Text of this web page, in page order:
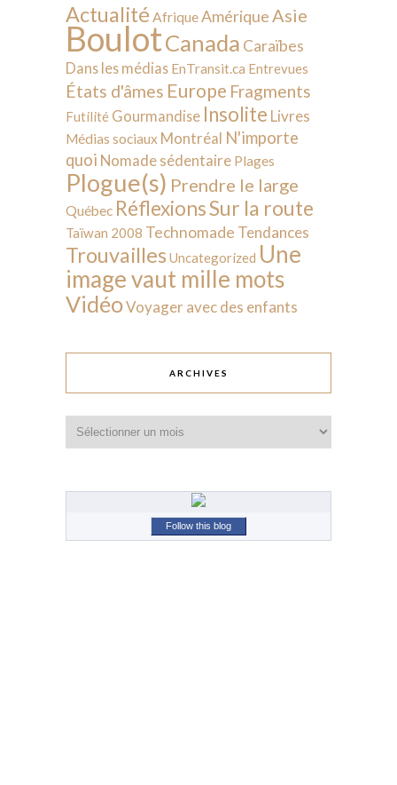
Actualité AfriqueAmérique Asie
BoulotCanada Caraïbes
Dans les médias EnTransit.ca Entrevues
États d'âmes Europe Fragments
Futilité Gourmandise Insolite Livres
Médias sociaux Montréal N'importe
quoi Nomade sédentaire Plages
Plogue(s) Prendre le large
Québec RéflexionsSur la route
Taïwan 2008 Technomade Tendances
Trouvailles Uncategorized Une
image vaut mille mots
VidéoVoyager avec des enfants
ARCHIVES
Follow this blog